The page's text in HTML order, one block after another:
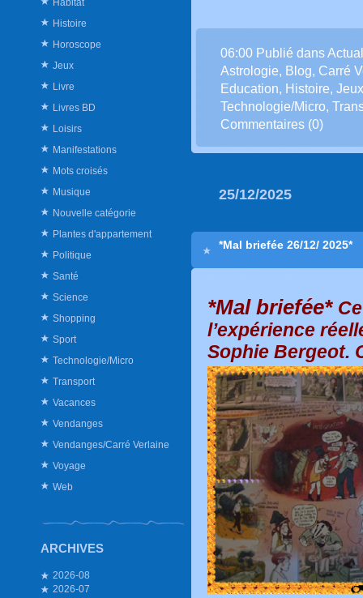
Histoire
Horoscope
Jeux
Livre
Livres BD
Loisirs
Manifestations
Mots croisés
Musique
Nouvelle catégorie
Plantes d'appartement
Politique
Santé
Science
Shopping
Sport
Technologie/Micro
Transport
Vacances
Vendanges
Vendanges/Carré Verlaine
Voyage
Web
ARCHIVES
2026-08
2026-07
06:00 Publié dans
Astrologie, Blog, Carré
Education, Histoire, Jeux
Technologie/Micro,
Commentaires (0)
25/12/2025
*Mal briefée 26/12/ 2025*
*Mal briefée*
l’expérience
Sophie Bergeot.